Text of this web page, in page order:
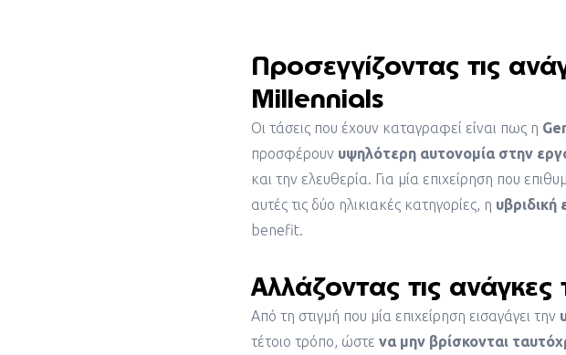
Προσεγγίζοντας τις
Millennials
Οι τάσεις που έχουν καταγραφεί είναι πως η
προσφέρουν υψηλότερη αυτονομία στην
και την ελευθερία. Για μία επιχείρηση που
αυτές τις δύο ηλικιακές κατηγορίες, η υβριδική
benefit.
Αλλάζοντας τις
Από τη στιγμή που μία επιχείρηση εισαγάγει την
τέτοιο τρόπο, ώστε να μην βρίσκονται